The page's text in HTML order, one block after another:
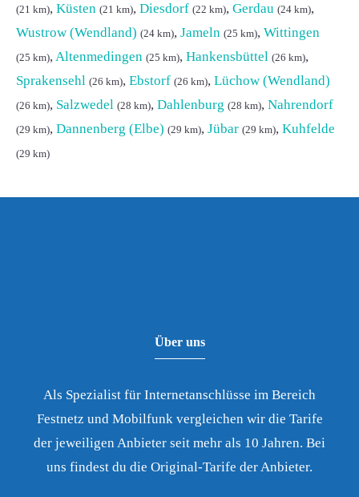
(21 km), Küsten (21 km), Diesdorf (22 km), Gerdau (24 km),
Wustrow (Wendland) (24 km), Jameln (25 km), Wittingen
(25 km), Altenmedingen (25 km), Hankensbüttel (26 km),
Sprakensehl (26 km), Ebstorf (26 km), Lüchow (Wendland)
(26 km), Salzwedel (28 km), Dahlenburg (28 km), Nahrendorf
(29 km), Dannenberg (Elbe) (29 km), Jübar (29 km), Kuhfelde
(29 km)
Über uns
Als Spezialist für Internetanschlüsse im Bereich
Festnetz und Mobilfunk vergleichen wir die Tarife
der jeweiligen Anbieter seit mehr als 10 Jahren. Bei
uns findest du die Original-Tarife der Anbieter.